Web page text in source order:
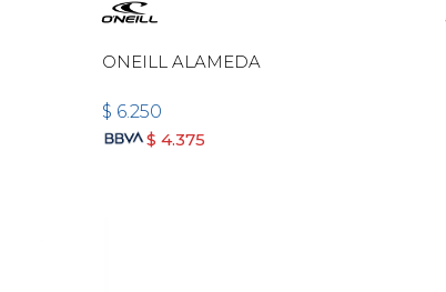
ONEILL ALAMEDA
$ 6.250
$ 4.375